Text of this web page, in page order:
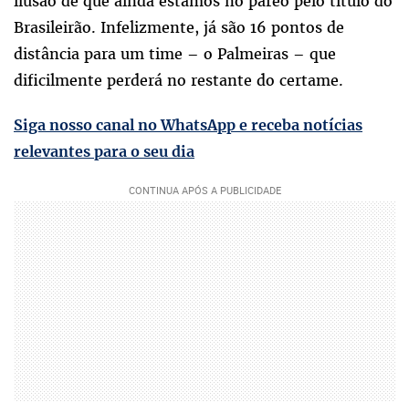
Brasileirão. Infelizmente, já são 16 pontos de
distância para um time – o Palmeiras – que
dificilmente perderá no restante do certame.
Siga nosso canal no WhatsApp e receba notícias
relevantes para o seu dia